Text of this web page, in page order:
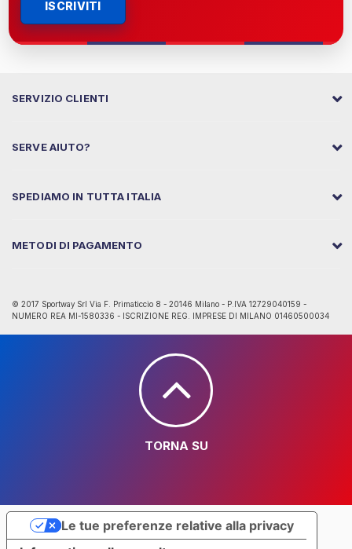
ISCRIVITI
SERVIZIO CLIENTI
SERVE AIUTO?
SPEDIAMO IN TUTTA ITALIA
METODI DI PAGAMENTO
© 2017 Sportway Srl Via F. Primaticcio 8 - 20146 Milano - P.IVA 12729040159 -
NUMERO REA MI-1580336 - ISCRIZIONE REG. IMPRESE DI MILANO 01460500034
TORNA SU
Le tue preferenze relative alla privacy